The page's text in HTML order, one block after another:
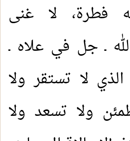
فطرة، لا غنى
ـ جل في علاه ـ
لا تستقر ولا
ولا تسعد ولا